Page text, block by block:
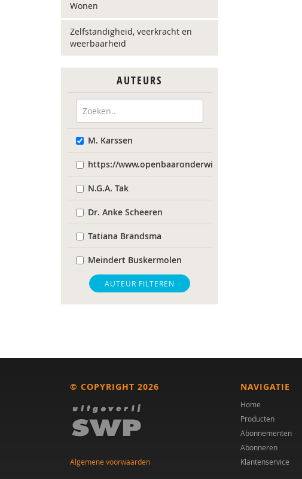
Wonen
Zelfstandigheid, veerkracht en
weerbaarheid
AUTEURS
M. Karssen
https://www.openbaaronderwijs.nu/
N.G.A. Tak
Dr. Anke Scheeren
Tatiana Brandsma
Meindert Buskermolen
Martine F. Delfos
Lode Goukens
Marieke W.M. Kuiper
Gerard Nijhof
Annemie Ploeger
AUTEUR FILTEREN
© COPYRIGHT 2026
Algemene voorwaarden
NAVIGATIE
Home
Producten
Abonnementen
Abonneren
Klantenservice